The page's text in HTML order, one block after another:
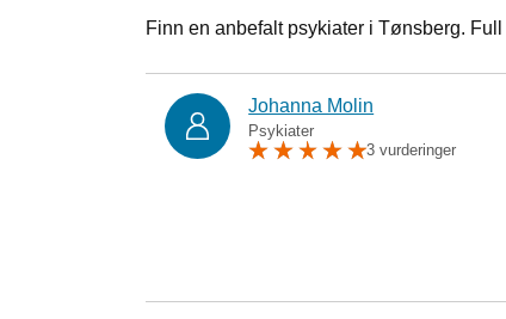
Finn en anbefalt psykiater i Tønsberg.
Johanna Molin
Psykiater
3 vurderinger